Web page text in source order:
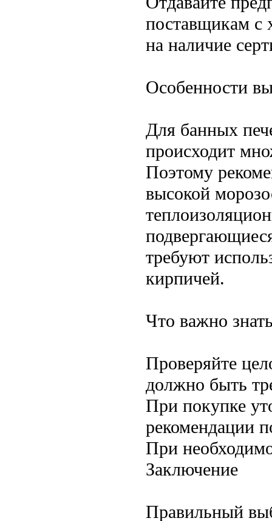
поставщикам с
на наличие
Особенности
Для банных
происходит
Поэтому
высокой
требуют
кирпичей.
Что важно
Проверяйте
должно быть
При покупке
рекомендации
При
Заключение
Правильный